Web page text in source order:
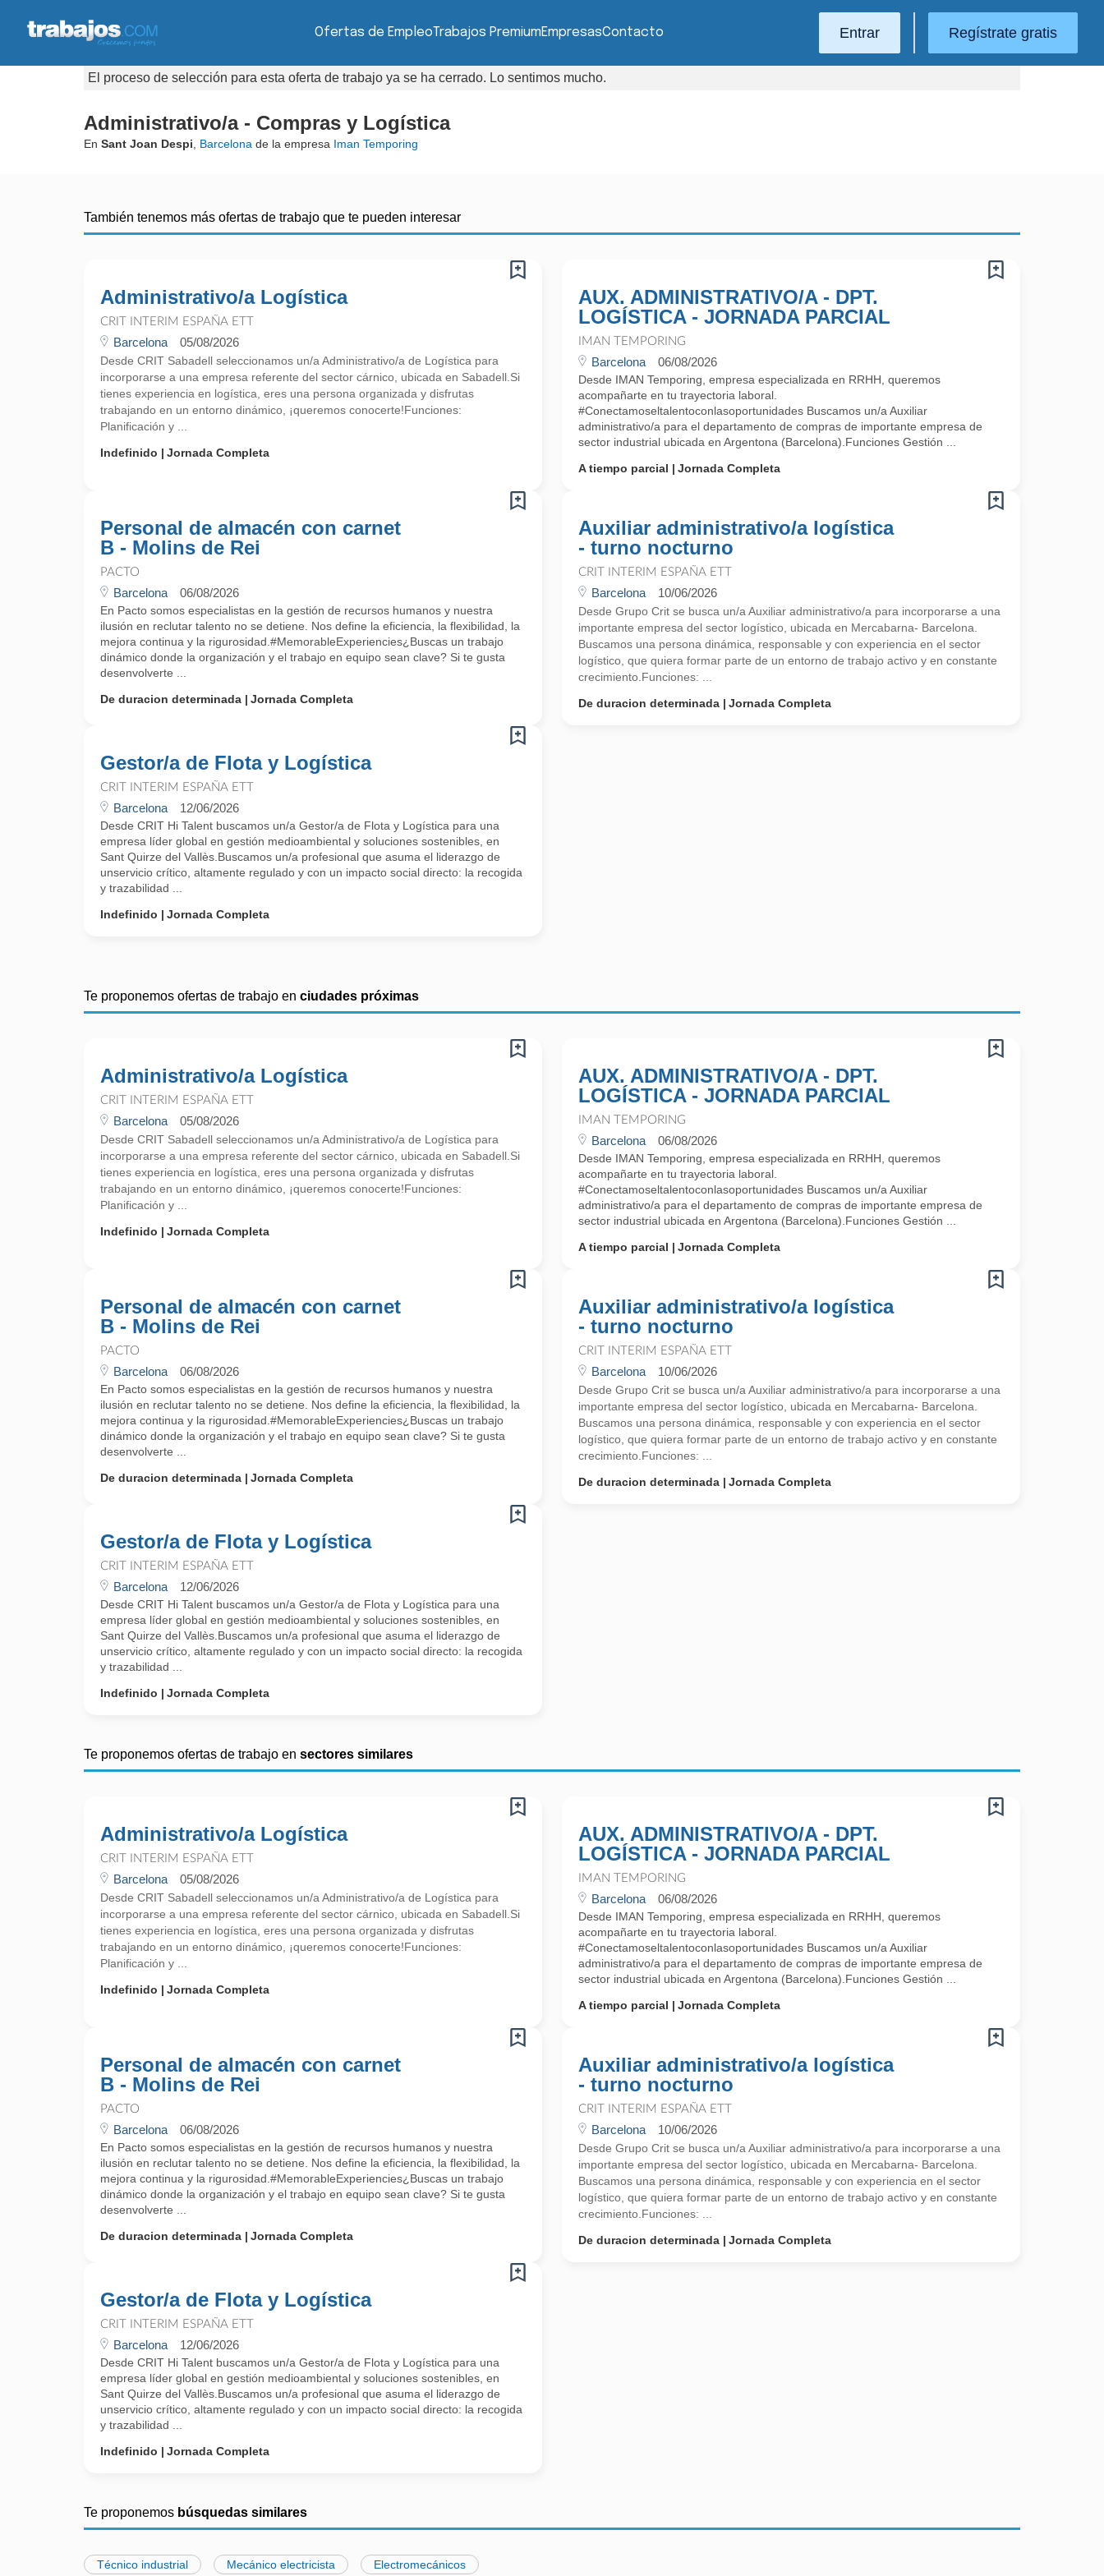
Ofertas de EmpleoTrabajos PremiumEmpresasContacto Entrar Regístrate gratis
El proceso de selección para esta oferta de trabajo ya se ha cerrado. Lo sentimos mucho.
Administrativo/a - Compras y Logística
En Sant Joan Despi Barcelona de la empresa Iman Temporing
También tenemos más ofertas de trabajo que te pueden interesar
Administrativo/a Logística
CRIT INTERIM ESPAÑA ETT
Barcelona 05/08/2026
Desde CRIT Sabadell seleccionamos un/a Administrativo/a de Logística para
incorporarse a una empresa referente del sector cárnico, ubicada en Sabadell.Si
tienes experiencia en logística, eres una persona organizada y disfrutas
trabajando en un entorno dinámico, ¡queremos conocerte!Funciones:
Planificación y ...
Indefinido
Jornada Completa
AUX. ADMINISTRATIVO/A - DPT.
LOGÍSTICA - JORNADA PARCIAL
IMAN TEMPORING
Barcelona 06/08/2026
Desde IMAN Temporing, empresa especializada en RRHH, queremos
acompañarte en tu trayectoria laboral.
#Conectamoseltalentoconlasoportunidades Buscamos un/a Auxiliar
administrativo/a para el departamento de compras de importante empresa de
sector industrial ubicada en Argentona (Barcelona).Funciones Gestión ...
A tiempo parcial
Jornada Completa
Personal de almacén con carnet
B - Molins de Rei
PACTO
Barcelona 06/08/2026
En Pacto somos especialistas en la gestión de recursos humanos y nuestra
ilusión en reclutar talento no se detiene. Nos define la eficiencia, la flexibilidad, la
mejora continua y la rigurosidad.#MemorableExperiencies¿Buscas un trabajo
dinámico donde la organización y el trabajo en equipo sean clave? Si te gusta
desenvolverte ...
De duracion determinada
Jornada Completa
Auxiliar administrativo/a logística
- turno nocturno
CRIT INTERIM ESPAÑA ETT
Barcelona 10/06/2026
Desde Grupo Crit se busca un/a Auxiliar administrativo/a para incorporarse a una
importante empresa del sector logístico, ubicada en Mercabarna- Barcelona.
Buscamos una persona dinámica, responsable y con experiencia en el sector
logístico, que quiera formar parte de un entorno de trabajo activo y en constante
crecimiento.Funciones: ...
De duracion determinada
Jornada Completa
Gestor/a de Flota y Logística
CRIT INTERIM ESPAÑA ETT
Barcelona 12/06/2026
Desde CRIT Hi Talent buscamos un/a Gestor/a de Flota y Logística para una
empresa líder global en gestión medioambiental y soluciones sostenibles, en
Sant Quirze del Vallès.Buscamos un/a profesional que asuma el liderazgo de
unservicio crítico, altamente regulado y con un impacto social directo: la recogida
y trazabilidad ...
Indefinido
Jornada Completa
Te proponemos ofertas de trabajo en ciudades próximas
Administrativo/a Logística
CRIT INTERIM ESPAÑA ETT
Barcelona 05/08/2026
Desde CRIT Sabadell seleccionamos un/a Administrativo/a de Logística para
incorporarse a una empresa referente del sector cárnico, ubicada en Sabadell.Si
tienes experiencia en logística, eres una persona organizada y disfrutas
trabajando en un entorno dinámico, ¡queremos conocerte!Funciones:
Planificación y ...
Indefinido
Jornada Completa
AUX. ADMINISTRATIVO/A - DPT.
LOGÍSTICA - JORNADA PARCIAL
IMAN TEMPORING
Barcelona 06/08/2026
Desde IMAN Temporing, empresa especializada en RRHH, queremos
acompañarte en tu trayectoria laboral.
#Conectamoseltalentoconlasoportunidades Buscamos un/a Auxiliar
administrativo/a para el departamento de compras de importante empresa de
sector industrial ubicada en Argentona (Barcelona).Funciones Gestión ...
A tiempo parcial
Jornada Completa
Personal de almacén con carnet
B - Molins de Rei
PACTO
Barcelona 06/08/2026
En Pacto somos especialistas en la gestión de recursos humanos y nuestra
ilusión en reclutar talento no se detiene. Nos define la eficiencia, la flexibilidad, la
mejora continua y la rigurosidad.#MemorableExperiencies¿Buscas un trabajo
dinámico donde la organización y el trabajo en equipo sean clave? Si te gusta
desenvolverte ...
De duracion determinada
Jornada Completa
Auxiliar administrativo/a logística
- turno nocturno
CRIT INTERIM ESPAÑA ETT
Barcelona 10/06/2026
Desde Grupo Crit se busca un/a Auxiliar administrativo/a para incorporarse a una
importante empresa del sector logístico, ubicada en Mercabarna- Barcelona.
Buscamos una persona dinámica, responsable y con experiencia en el sector
logístico, que quiera formar parte de un entorno de trabajo activo y en constante
crecimiento.Funciones: ...
De duracion determinada
Jornada Completa
Gestor/a de Flota y Logística
CRIT INTERIM ESPAÑA ETT
Barcelona 12/06/2026
Desde CRIT Hi Talent buscamos un/a Gestor/a de Flota y Logística para una
empresa líder global en gestión medioambiental y soluciones sostenibles, en
Sant Quirze del Vallès.Buscamos un/a profesional que asuma el liderazgo de
unservicio crítico, altamente regulado y con un impacto social directo: la recogida
y trazabilidad ...
Indefinido
Jornada Completa
Te proponemos ofertas de trabajo en sectores similares
Administrativo/a Logística
CRIT INTERIM ESPAÑA ETT
Barcelona 05/08/2026
Desde CRIT Sabadell seleccionamos un/a Administrativo/a de Logística para
incorporarse a una empresa referente del sector cárnico, ubicada en Sabadell.Si
tienes experiencia en logística, eres una persona organizada y disfrutas
trabajando en un entorno dinámico, ¡queremos conocerte!Funciones:
Planificación y ...
Indefinido
Jornada Completa
AUX. ADMINISTRATIVO/A - DPT.
LOGÍSTICA - JORNADA PARCIAL
IMAN TEMPORING
Barcelona 06/08/2026
Desde IMAN Temporing, empresa especializada en RRHH, queremos
acompañarte en tu trayectoria laboral.
#Conectamoseltalentoconlasoportunidades Buscamos un/a Auxiliar
administrativo/a para el departamento de compras de importante empresa de
sector industrial ubicada en Argentona (Barcelona).Funciones Gestión ...
A tiempo parcial
Jornada Completa
Personal de almacén con carnet
B - Molins de Rei
PACTO
Barcelona 06/08/2026
En Pacto somos especialistas en la gestión de recursos humanos y nuestra
ilusión en reclutar talento no se detiene. Nos define la eficiencia, la flexibilidad, la
mejora continua y la rigurosidad.#MemorableExperiencies¿Buscas un trabajo
dinámico donde la organización y el trabajo en equipo sean clave? Si te gusta
desenvolverte ...
De duracion determinada
Jornada Completa
Auxiliar administrativo/a logística
- turno nocturno
CRIT INTERIM ESPAÑA ETT
Barcelona 10/06/2026
Desde Grupo Crit se busca un/a Auxiliar administrativo/a para incorporarse a una
importante empresa del sector logístico, ubicada en Mercabarna- Barcelona.
Buscamos una persona dinámica, responsable y con experiencia en el sector
logístico, que quiera formar parte de un entorno de trabajo activo y en constante
crecimiento.Funciones: ...
De duracion determinada
Jornada Completa
Gestor/a de Flota y Logística
CRIT INTERIM ESPAÑA ETT
Barcelona 12/06/2026
Desde CRIT Hi Talent buscamos un/a Gestor/a de Flota y Logística para una
empresa líder global en gestión medioambiental y soluciones sostenibles, en
Sant Quirze del Vallès.Buscamos un/a profesional que asuma el liderazgo de
unservicio crítico, altamente regulado y con un impacto social directo: la recogida
y trazabilidad ...
Indefinido
Jornada Completa
Te proponemos búsquedas similares
Técnico industrial Mecánico electricista Electromecánicos